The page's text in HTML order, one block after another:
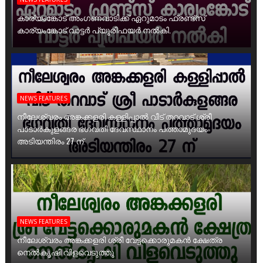
കാര്യംങ്കോട് അംഗണവാടിക്ക് ഏറുമാടം ഫ്രണ്ട്സ്
കാര്യംങ്കോട് വാട്ടർ പ്യൂരിഫയർ നൽകി.
NEWS FEATURES
നീലേശ്വരം അങ്കക്കളരി കള്ളിപ്പാൽ വീട് തറവാട് ശ്രീ
പാടാർകുളങ്ങര ഭഗവതി ദേവസ്ഥാനം പത്താമുദയം
അടിയന്തിരം 27 ന്
NEWS FEATURES
നീലേശ്വരം അങ്കക്കളരി ശ്രീ വേട്ടക്കൊരുമകൻ ക്ഷേത്ര
നെൽകൃഷി വിളവെടുത്തു